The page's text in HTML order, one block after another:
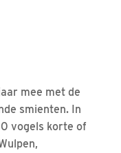
mee met de
smienten. In
vogels korte of